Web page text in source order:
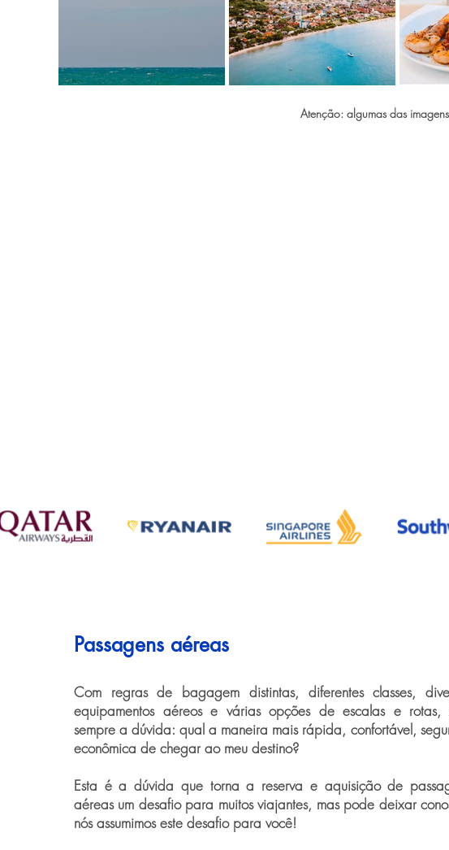
Atenção: algumas das
Passagens aéreas
Com regras de bagagem distintas, diferentes classes,
equipamentos aéreos e várias opções de escalas e rotas,
sempre a dúvida: qual a maneira mais rápida, confortável,
econômica de chegar ao meu destino?
Esta é a dúvida que torna a reserva e aquisição de
aéreas um desafio para muitos viajantes, mas pode deixar
nós assumimos este desafio para você!